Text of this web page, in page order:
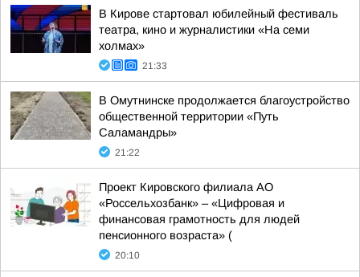
В Кирове стартовал юбилейный фестиваль
театра, кино и журналистики «На семи
холмах»
21:33
В Омутнинске продолжается благоустройство
общественной территории «Путь
Саламандры»
21:22
Проект Кировского филиала АО
«Россельхозбанк» – «Цифровая и
финансовая грамотность для людей
пенсионного возраста» (
20:10